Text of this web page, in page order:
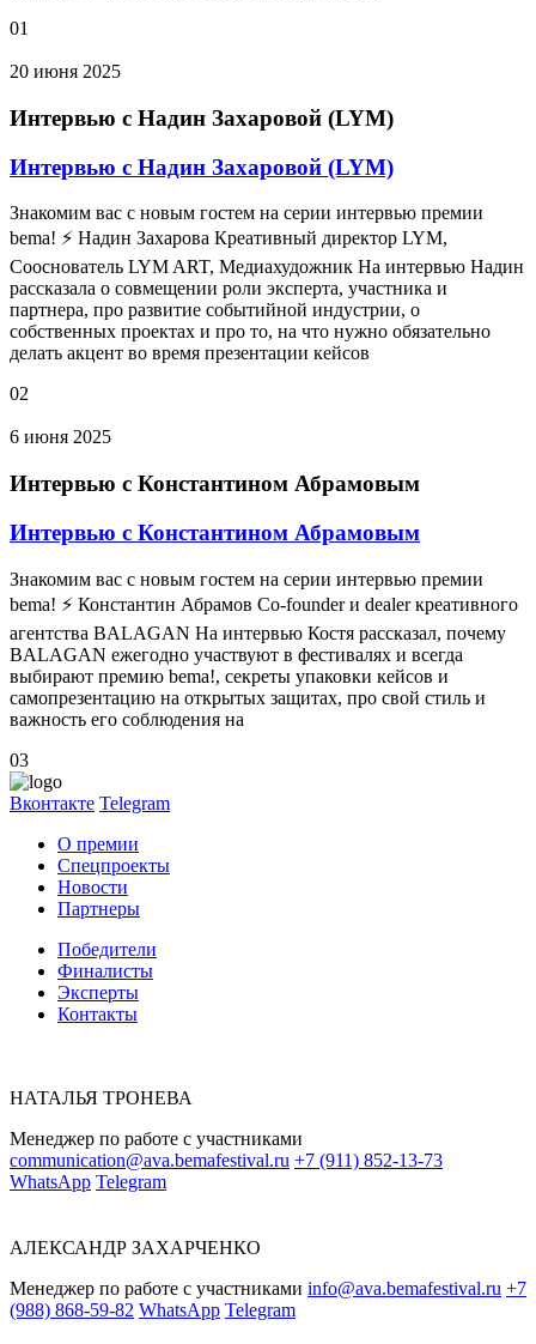
01
20 июня 2025
Интервью с Надин Захаровой (LYM)
Интервью с Надин Захаровой (LYM)
Знакомим вас с новым гостем на серии интервью премии
bema! ⚡ Надин Захарова Креативный директор LYM,
Сооснователь LYM ART, Медиахудожник На интервью Надин
рассказала о совмещении роли эксперта, участника и
партнера, про развитие событийной индустрии, о
собственных проектах и про то, на что нужно обязательно
делать акцент во время презентации кейсов
02
6 июня 2025
Интервью с Константином Абрамовым
Интервью с Константином Абрамовым
Знакомим вас с новым гостем на серии интервью премии
bema! ⚡ Константин Абрамов Co-founder и dealer креативного
агентства BALAGAN На интервью Костя рассказал, почему
BALAGAN ежегодно участвуют в фестивалях и всегда
выбирают премию bema!, секреты упаковки кейсов и
самопрезентацию на открытых защитах, про свой стиль и
важность его соблюдения на
03
Вконтакте Telegram
О премии
Спецпроекты
Новости
Партнеры
Победители
Финалисты
Эксперты
Контакты
НАТАЛЬЯ ТРОНЕВА
Менеджер по работе с участниками
communication@ava.bemafestival.ru +7 (911) 852-13-73
WhatsApp Telegram
АЛЕКСАНДР ЗАХАРЧЕНКО
Менеджер по работе с участниками info@ava.bemafestival.ru +7
(988) 868-59-82 WhatsApp Telegram